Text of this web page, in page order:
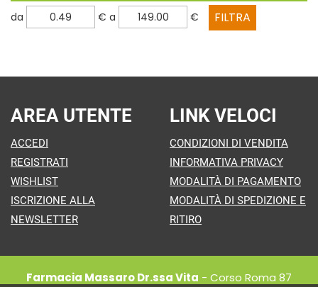
filtra
da € filtra
a €
AREA UTENTE
ACCEDI
REGISTRATI
WISHLIST
ISCRIZIONE ALLA
NEWSLETTER
LINK VELOCI
CONDIZIONI DI VENDITA
INFORMATIVA PRIVACY
MODALITÀ DI PAGAMENTO
MODALITÀ DI SPEDIZIONE E
RITIRO
Farmacia Massaro Dr.ssa Vita - Corso Roma 87